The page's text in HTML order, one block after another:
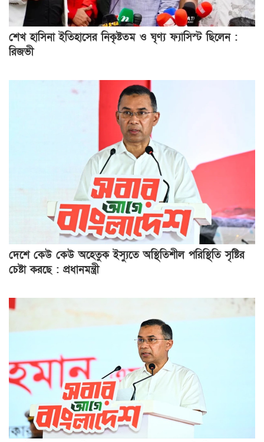
শেখ হাসিনা ইতিহাসের নিকৃষ্টতম ও ঘৃণ্য ফ্যাসিস্ট ছিলেন :
রিজভী
দেশে কেউ কেউ অহেতুক ইস্যুতে অস্থিতিশীল পরিস্থিতি সৃষ্টির
চেষ্টা করছে : প্রধানমন্ত্রী